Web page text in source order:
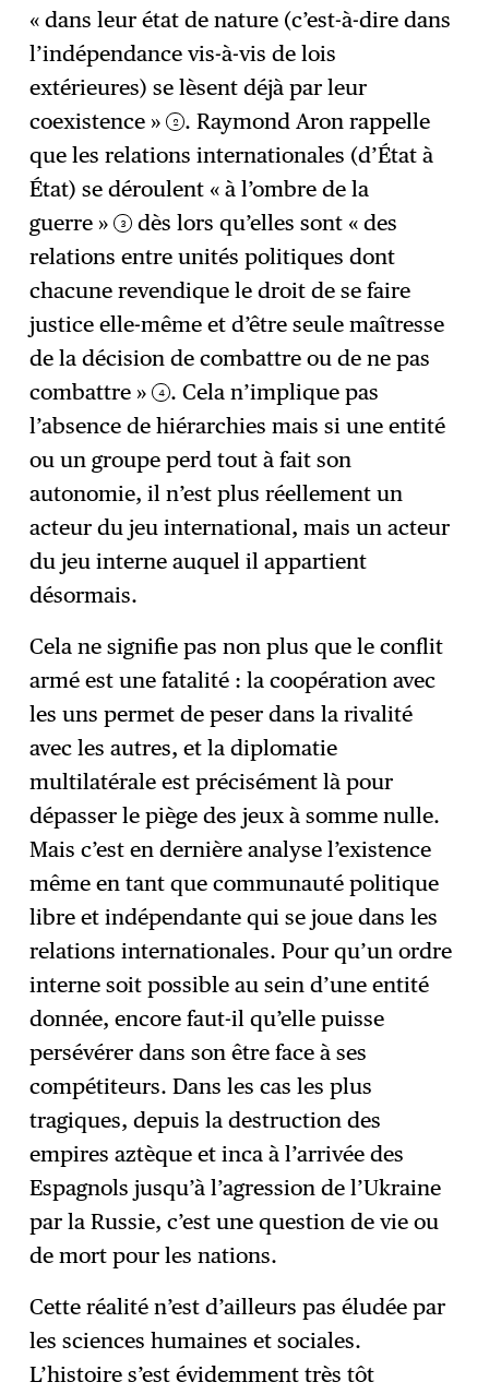
« dans leur état de nature (c’est-à-dire dans
l’indépendance vis-à-vis de lois
extérieures) se lèsent déjà par leur
coexistence » 2 . Raymond Aron rappelle
que les relations internationales (d’État à
État) se déroulent « à l’ombre de la
guerre » 3
dès lors qu’elles sont « des
relations entre unités politiques dont
chacune revendique le droit de se faire
justice elle-même et d’être seule maîtresse
de la décision de combattre ou de ne pas
combattre » 4 . Cela n’implique pas
l’absence de hiérarchies mais si une entité
ou un groupe perd tout à fait son
autonomie, il n’est plus réellement un
acteur du jeu international, mais un acteur
du jeu interne auquel il appartient
désormais.
Cela ne signifie pas non plus que le conflit
armé est une fatalité : la coopération avec
les uns permet de peser dans la rivalité
avec les autres, et la diplomatie
multilatérale est précisément là pour
dépasser le piège des jeux à somme nulle.
Mais c’est en dernière analyse l’existence
même en tant que communauté politique
libre et indépendante qui se joue dans les
relations internationales. Pour qu’un ordre
interne soit possible au sein d’une entité
donnée, encore faut-il qu’elle puisse
persévérer dans son être face à ses
compétiteurs. Dans les cas les plus
tragiques, depuis la destruction des
empires aztèque et inca à l’arrivée des
Espagnols jusqu’à l’agression de l’Ukraine
par la Russie, c’est une question de vie ou
de mort pour les nations.
Cette réalité n’est d’ailleurs pas éludée par
les sciences humaines et sociales.
L’histoire s’est évidemment très tôt